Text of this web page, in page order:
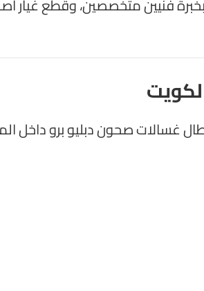
بخبرة فنيين متخصصين، وقطع غيار
غسالات صحون دبليو برو داخل